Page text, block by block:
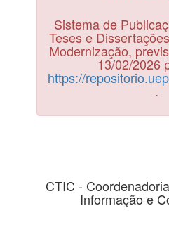
Sistema de
Teses e
Modernização,
13/02/2026
https://
.
CTIC -
Informação e